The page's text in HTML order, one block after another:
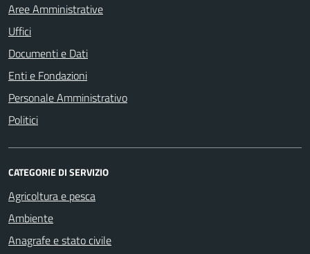
Aree Amministrative
Uffici
Documenti e Dati
Enti e Fondazioni
Personale Amministrativo
Politici
CATEGORIE DI SERVIZIO
Agricoltura e pesca
Ambiente
Anagrafe e stato civile